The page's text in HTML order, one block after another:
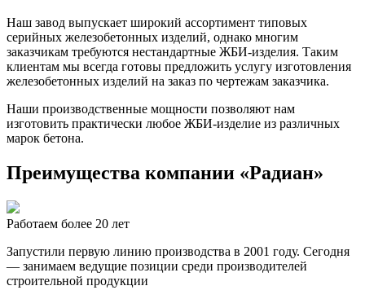
Наш завод выпускает широкий ассортимент типовых
серийных железобетонных изделий, однако многим
заказчикам требуются нестандартные ЖБИ-изделия. Таким
клиентам мы всегда готовы предложить услугу изготовления
железобетонных изделий на заказ по чертежам заказчика.
Наши производственные мощности позволяют нам
изготовить практически любое ЖБИ-изделие из различных
марок бетона.
Преимущества компании «Радиан»
Работаем более 20 лет
Запустили первую линию производства в 2001 году. Сегодня
— занимаем ведущие позиции среди производителей
строительной продукции